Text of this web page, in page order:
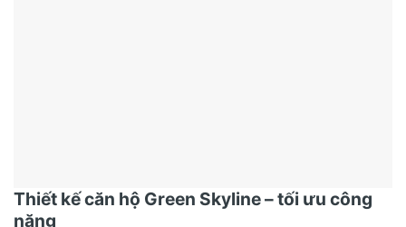
Thiết kế căn hộ Green Skyline – tối ưu công
năng